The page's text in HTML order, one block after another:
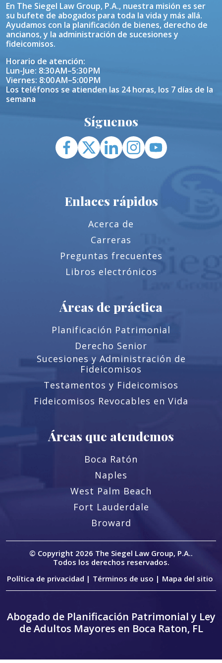
En The Siegel Law Group, P.A., nuestra misión es ser
su bufete de abogados para toda la vida y más allá.
Ayudamos con la planificación de bienes, derecho de
ancianos, y la administración de sucesiones y
fideicomisos.
Horario de atención:
Lun-Jue: 8:30 AM–5:30 PM
Viernes: 8:00 AM–5:00 PM
Los teléfonos se atienden las 24 horas, los 7 días de la
semana
Síguenos
Enlaces rápidos
Acerca de
Carreras
Preguntas frecuentes
Libros electrónicos
Áreas de práctica
Planificación Patrimonial
Derecho Senior
Sucesiones y Administración de
Fideicomisos
Testamentos y Fideicomisos
Fideicomisos Revocables en Vida
Áreas que atendemos
Boca Ratón
Naples
West Palm Beach
Fort Lauderdale
Broward
© Copyright 2026 The Siegel Law Group, P.A..
Todos los derechos reservados.
Política de privacidad | Términos de uso | Mapa del sitio
Abogado de Planificación Patrimonial y Ley
de Adultos Mayores en Boca Raton, FL